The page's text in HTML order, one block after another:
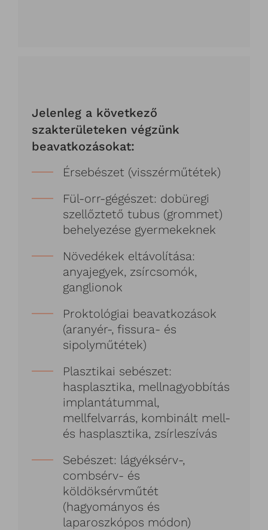
Jelenleg a következő
szakterületeken végzünk
beavatkozásokat:
Érsebészet (visszérműtétek)
Fül-orr-gégészet: dobüregi
szellőztető tubus (grommet)
behelyezése gyermekeknek
Növedékek eltávolítása:
anyajegyek, zsírcsomók,
ganglionok
Proktológiai beavatkozások
(aranyér-, fissura- és
sipolyműtétek)
Plasztikai sebészet:
hasplasztika, mellnagyobbítás
implantátummal,
mellfelvarrás, kombinált mell-
és hasplasztika, zsírleszívás
Sebészet: lágyéksérv-,
combsérv- és
köldöksérvműtét
(hagyományos és
laparoszkópos módon)